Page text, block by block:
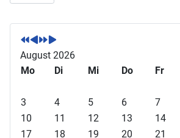
V
o
r
h
r
i
g
V
o
r
h
i
g
N
ä
c
N
ä
c
August 2026
Mo
Di Mi Do Fr
3
4 5 6 7
10
11 12 13 14
17
18 19 20 21